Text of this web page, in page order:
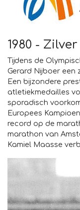
1980 -
Tijdens de
Gerard Nijboer een
Een bijzondere
atletiekmedailles
sporadisch
Europees
record op de
marathon van
Kamiel Maasse